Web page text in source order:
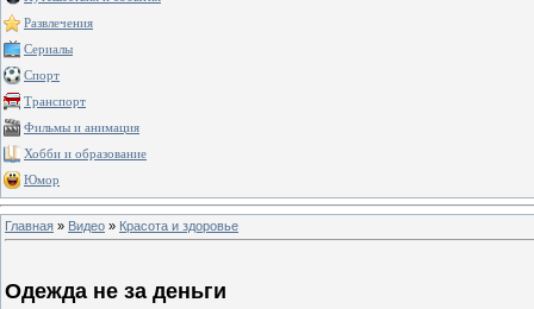
Развлечения
Сериалы
Спорт
Транспорт
Фильмы и анимация
Хобби и образование
Юмор
Главная » Видео » Красота и здоровье
Одежда не за деньги